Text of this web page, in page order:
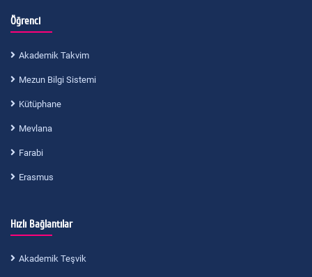
Öğrenci
Akademik Takvim
Mezun Bilgi Sistemi
Kütüphane
Mevlana
Farabi
Erasmus
Hızlı Bağlantılar
Akademik Teşvik